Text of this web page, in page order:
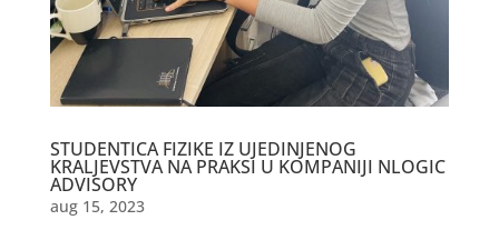
STUDENTICA FIZIKE IZ UJEDINJENOG
KRALJEVSTVA NA PRAKSI U KOMPANIJI NLOGIC
ADVISORY
aug 15, 2023